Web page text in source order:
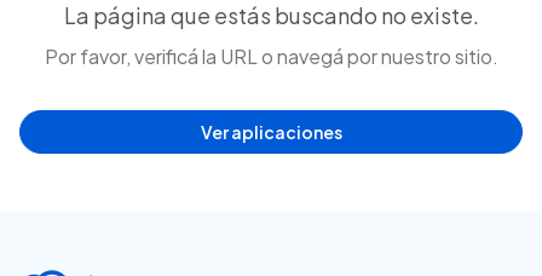
La página que estás buscando no existe.
Por favor, verificá la URL o navegá por nuestro sitio.
Ver aplicaciones